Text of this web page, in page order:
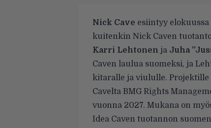
Nick Cave esiintyy
kuitenkin Nick Caven
Karri Lehtonen ja Juha
Caven laulua suomeksi, ja
kitaralle ja viululle.
Cavelta BMG Rights
vuonna 2027. Mukana on
Idea Caven tuotannon